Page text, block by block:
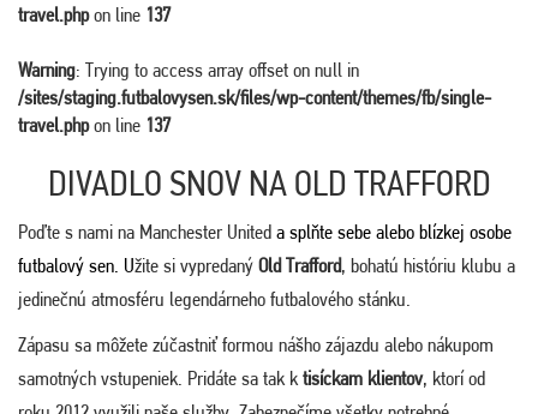
travel.phpon line 137
Warning: Trying to access array offset on null in
/sites/staging.futbalovysen.sk/files/wp-content/themes/fb/single-
travel.phpon line 137
DIVADLO SNOV NA OLD TRAFFORD
Poďte s nami na Manchester United a splňte sebe alebo blízkej osobe
futbalový sen. Užite si vypredaný Old Trafford, bohatú históriu klubu a
jedinečnú atmosféru legendárneho futbalového stánku.
Zápasu sa môžete zúčastniť formou nášho zájazdu alebo nákupom
samotných vstupeniek. Pridáte sa tak ktisíckam klientov, ktorí od